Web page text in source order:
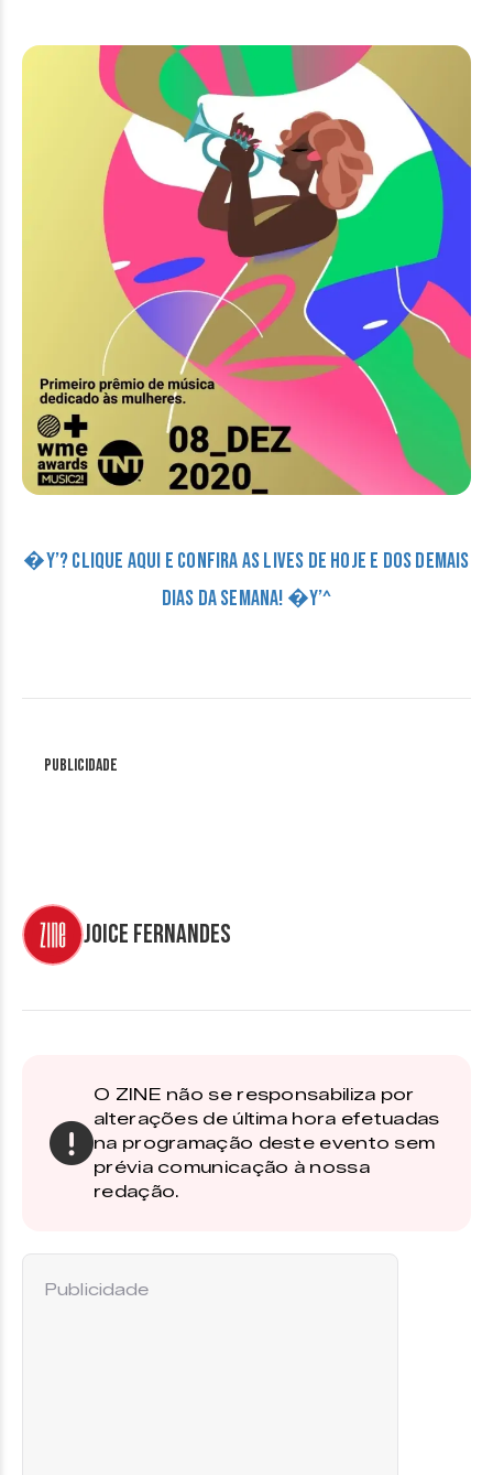
�Y’? CLIQUE AQUI E CONFIRA AS LIVES DE HOJE E DOS DEMAIS
DIAS DA SEMANA! �Y’^
Publicidade
Joice Fernandes
O ZINE não se responsabiliza por
alterações de última hora efetuadas
na programação deste evento sem
prévia comunicação à nossa
redação.
Publicidade